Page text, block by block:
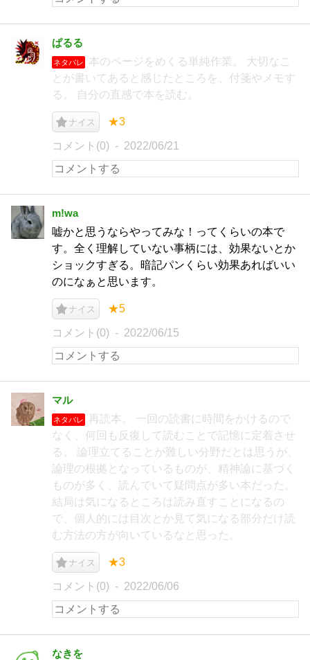
ぱるる
ネタバレ
本のページをめくる単純作業。 大切なこ
とが書いてあると感じたところを、付箋やメモす
る。 自分の直感で本を読む。
ナイス ★3
コメント(0) 2022/06/21
m!wa
嘘かと思うならやってみな！ってくらいの本で
す。全く理解していない事柄には、効果ないとか
ショックすぎる。暗記パンくらい効果あればいい
のになぁと思います。
ナイス ★5
コメント(0) 2022/06/15
マル
ネタバレ
再読本。 一回の読書に時間をかけるので
なく、何回も反復して読むことで記憶に定着させ
る。 論理立てることが難しい分野だとは思うが、
論理の根拠となっているものが、精神論に基づく
ものが多く、読んでいて疑問点が多い本だった。
結局は気になるところは読み直すことになるの
で、個人的には目次とか見て気になる部分だけ読
む方法の方が向いているなと思った。
ナイス ★3
コメント(0) 2022/06/06
なきを